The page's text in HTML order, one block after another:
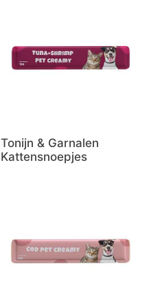
Tonijn & Garnalen
Kattensnoepjes